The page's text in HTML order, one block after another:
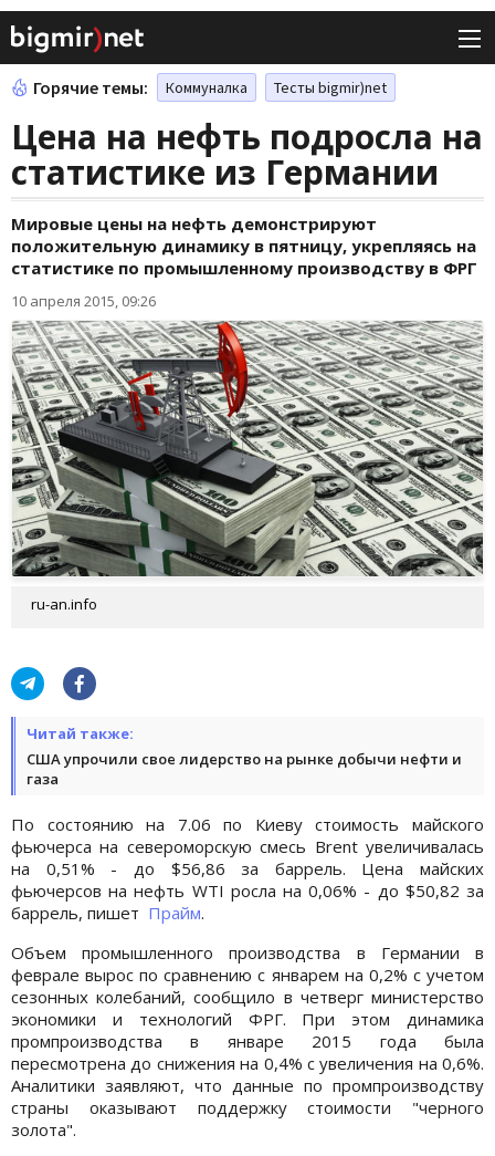
Горячие темы: Коммуналка Тесты bigmir)net
Цена на нефть подросла на
статистике из Германии
Мировые цены на нефть демонстрируют
положительную динамику в пятницу, укрепляясь на
статистике по промышленному производству в ФРГ
10 апреля 2015, 09:26
ru-an.info
Читай также:
США упрочили свое лидерство на рынке добычи нефти и
газа
По состоянию на 7.06 по Киеву стоимость майского
фьючерса на североморскую смесь Brent увеличивалась
на 0,51% - до $56,86 за баррель. Цена майских
фьючерсов на нефть WTI росла на 0,06% - до $50,82 за
баррель, пишет Прайм.
Объем промышленного производства в Германии в
феврале вырос по сравнению с январем на 0,2% с учетом
сезонных колебаний, сообщило в четверг министерство
экономики и технологий ФРГ. При этом динамика
промпроизводства в январе 2015 года была
пересмотрена до снижения на 0,4% с увеличения на 0,6%.
Аналитики заявляют, что данные по промпроизводству
страны оказывают поддержку стоимости "черного
золота".